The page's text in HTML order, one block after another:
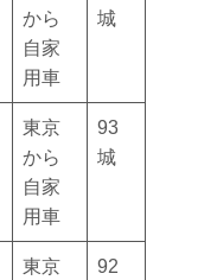
から
自家
用車
城
東京
から
自家
用車
93
城
東京
92